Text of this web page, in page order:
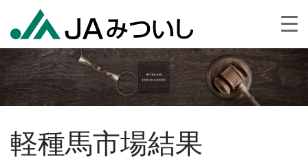
軽種馬市場結果